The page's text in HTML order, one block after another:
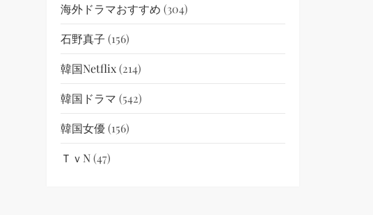
海外ドラマおすすめ (304)
石野真子 (156)
韓国netflix(214)
韓国ドラマ (542)
韓国女優(156)
ＴｖN(47)